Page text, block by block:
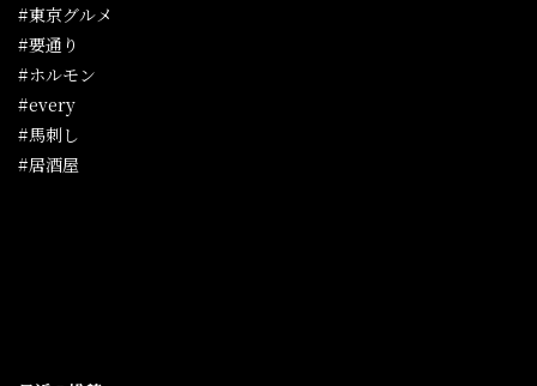
#東京グルメ
#要通り
#ホルモン
#every
#馬刺し
#居酒屋